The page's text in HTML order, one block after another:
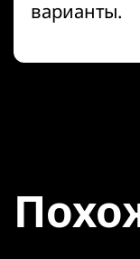
варианты.